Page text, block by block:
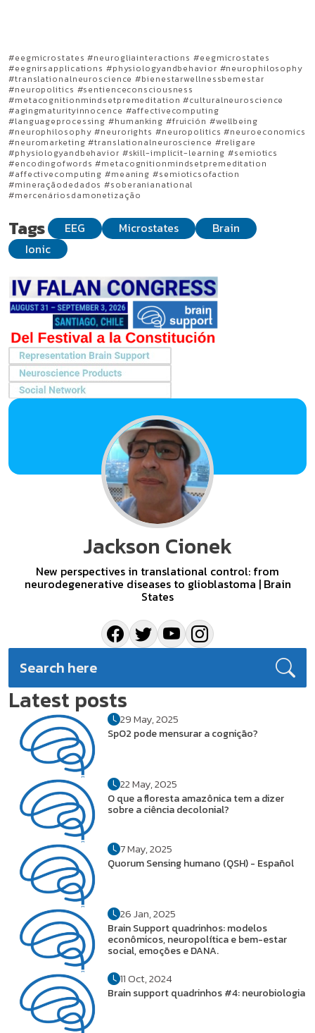
#eegmicrostates #neurogliainteractions #eegmicrostates
#eegnirsapplications #physiologyandbehavior #neurophilosophy
#translationalneuroscience #bienestarwellnessbemestar
#neuropolitics #sentienceconsciousness
#metacognitionmindsetpremeditation #culturalneuroscience
#agingmaturityinnocence #affectivecomputing
#languageprocessing #humanking #fruición #wellbeing
#neurophilosophy #neurorights #neuropolitics #neuroeconomics
#neuromarketing #translationalneuroscience #religare
#physiologyandbehavior #skill-implicit-learning #semiotics
#encodingofwords #metacognitionmindsetpremeditation
#affectivecomputing #meaning #semioticsofaction
#mineraçãodedados #soberanianational
#mercenáriosdamonetização
Tags EEG Microstates
Brain
Ionic
Jackson Cionek
New perspectives in translational control: from
neurodegenerative diseases to glioblastoma | Brain
States
Latest posts
29 May, 2025
SpO2 pode mensurar a cognição?
22 May, 2025
O que a floresta amazônica tem a dizer
sobre a ciência decolonial?
7 May, 2025
Quorum Sensing humano (QSH) - Español
26 Jan, 2025
Brain Support quadrinhos: modelos
econômicos, neuropolítica e bem-estar
social, emoções e DANA.
11 Oct, 2024
Brain support quadrinhos #4: neurobiologia